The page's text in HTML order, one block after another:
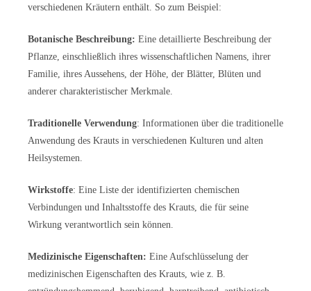
verschiedenen Kräutern enthält. So zum Beispiel:
Botanische Beschreibung: Eine detaillierte Beschreibung der
Pflanze, einschließlich ihres wissenschaftlichen Namens, ihrer
Familie, ihres Aussehens, der Höhe, der Blätter, Blüten und
anderer charakteristischer Merkmale.
Traditionelle Verwendung: Informationen über die traditionelle
Anwendung des Krauts in verschiedenen Kulturen und alten
Heilsystemen.
Wirkstoffe: Eine Liste der identifizierten chemischen
Verbindungen und Inhaltsstoffe des Krauts, die für seine
Wirkung verantwortlich sein können.
Medizinische Eigenschaften: Eine Aufschlüsselung der
medizinischen Eigenschaften des Krauts, wie z. B.